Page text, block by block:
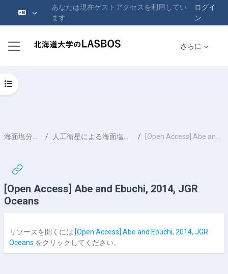
あなたは現在ゲストアクセスを利用してい
ます
ログイ
ン
サイドパネル さらに
海面塩分に関する研究 人工衛星による海面塩分計測 ～精度評価の研究～ [Open Access] Abe and Ebuchi, 2014, JGR Oceans
[Open Access] Abe and Ebuchi, 2014, JGR
Oceans
コースインデックスを開く
リソースを開くには [Open Access] Abe and Ebuchi, 2014, JGR
Oceans をクリックしてください。